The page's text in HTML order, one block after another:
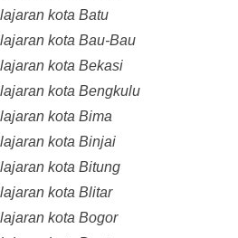
kota Batu
kota Bau-Bau
kota Bekasi
kota Bengkulu
kota Bima
kota Binjai
kota Bitung
kota Blitar
kota Bogor